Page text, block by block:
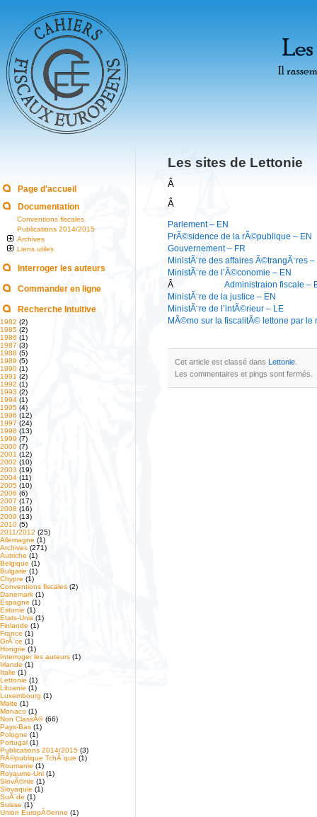
Page d'accueil
Documentation
Conventions fiscales
Publications 2014/2015
Archives
Liens utiles
Interroger les auteurs
Commander en ligne
Recherche Intuitive
1982 (2)
1985 (2)
1986 (1)
1987 (3)
1988 (5)
1989 (5)
1990 (1)
1991 (2)
1992 (1)
1993 (2)
1994 (1)
1995 (4)
1996 (12)
1997 (24)
1998 (13)
1999 (7)
2000 (7)
2001 (12)
2002 (10)
2003 (19)
2004 (11)
2005 (10)
2006 (6)
2007 (17)
2008 (16)
2009 (13)
2010 (5)
2011/2012 (25)
Allemagne (1)
Archives (271)
Autriche (1)
Belgique (1)
Bulgarie (1)
Chypre (1)
Conventions fiscales (2)
Danemark (1)
Espagne (1)
Estonie (1)
Etats-Unis (1)
Finlande (1)
France (1)
GrÃ¨ce (1)
Hongrie (1)
Interroger les auteurs (1)
Irlande (1)
Italie (1)
Lettonie (1)
Lituanie (1)
Luxembourg (1)
Malte (1)
Monaco (1)
Non ClassÃ©(66)
Pays-Bas (1)
Pologne (1)
Portugal (1)
Publications 2014/2015 (3)
RÃ©publique TchÃ¨que (1)
Roumanie (1)
Royaume-Uni (1)
SlovÃ©nie (1)
Slovaquie (1)
SuÃ¨de (1)
Suisse (1)
Union EuropÃ©enne (1)
Les sites de Lettonie
Â
Â
Parlement – EN
PrÃ©sidence de la rÃ©publique – EN
Gouvernement – FR
MinistÃ¨re des affaires Ã©trangÃ¨res –
MinistÃ¨re de l’Ã©conomie – EN
Â
Administraion fiscale –
MinistÃ¨re de la justice – EN
MinistÃ¨re de l’intÃ©rieur – LE
MÃ©mo sur la fiscalitÃ© lettone par le
Cet article est classé dans Lettonie
Les commentaires et pings sont fermés.